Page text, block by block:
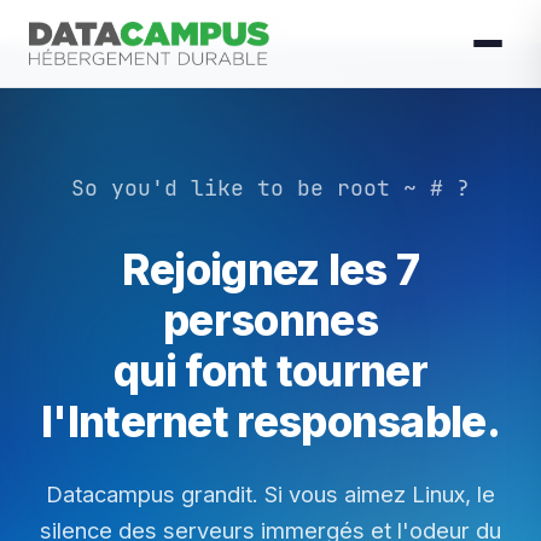
Accueil Datacampus Nous rejoindre
So you'd like to be root ~ # ?
Rejoignez les 7
personnes
qui font tourner
l'Internet responsable.
Datacampus grandit. Si vous aimez Linux, le
silence des serveurs immergés et l'odeur du